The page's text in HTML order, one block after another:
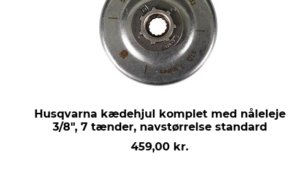
Husqvarna kædehjul komplet med nåleleje
3/8", 7 tænder, navstørrelse standard
459,00 kr.